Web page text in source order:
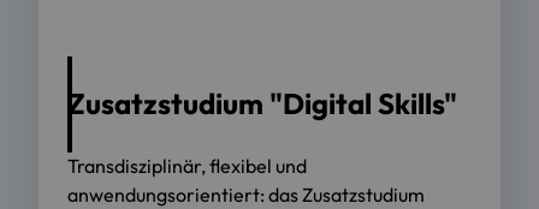
Zusatzstudium "Digital Skills"
Transdisziplinär, flexibel und
anwendungsorientiert: das Zusatzstudium